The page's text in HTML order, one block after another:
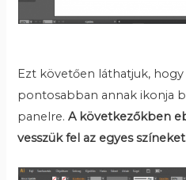
Ezt követően láthatjuk,
pontosabban annak ikonja
panelre.A következőkben
vesszük fel az egyes